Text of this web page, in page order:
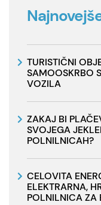
TURISTIČNI
SAMOOSKRBO
VOZILA
ZAKAJ BI
SVOJEGA
POLNILNICAH?
CELOVITA
ELEKTRARNA,
POLNILNICA ZA